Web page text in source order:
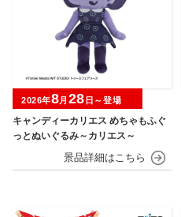
キャンディーカリエス めちゃもふぐ
っとぬいぐるみ～カリエス～
2026年8月 28 日～登場